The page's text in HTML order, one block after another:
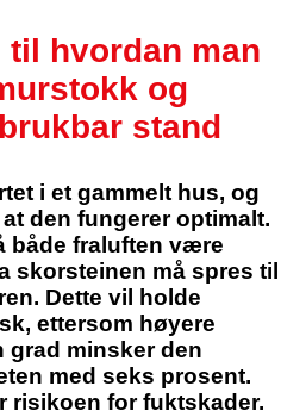
hvordan man
og
stand
i et gammelt hus, og
den fungerer optimalt.
både fraluften være
skorsteinen må spres til
Dette vil holde
ettersom høyere
grad minsker den
med seks prosent.
risikoen for fuktskader.